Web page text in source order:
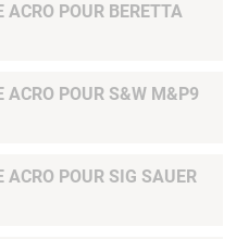
POUR BERETTA
PLAQUE ADAPTATRICE ACRO POUR S&W M&P9
POUR SIG SAUER